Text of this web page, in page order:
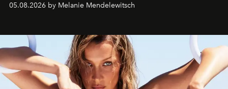
05.08.2026 by Melanie Mendelewitsch